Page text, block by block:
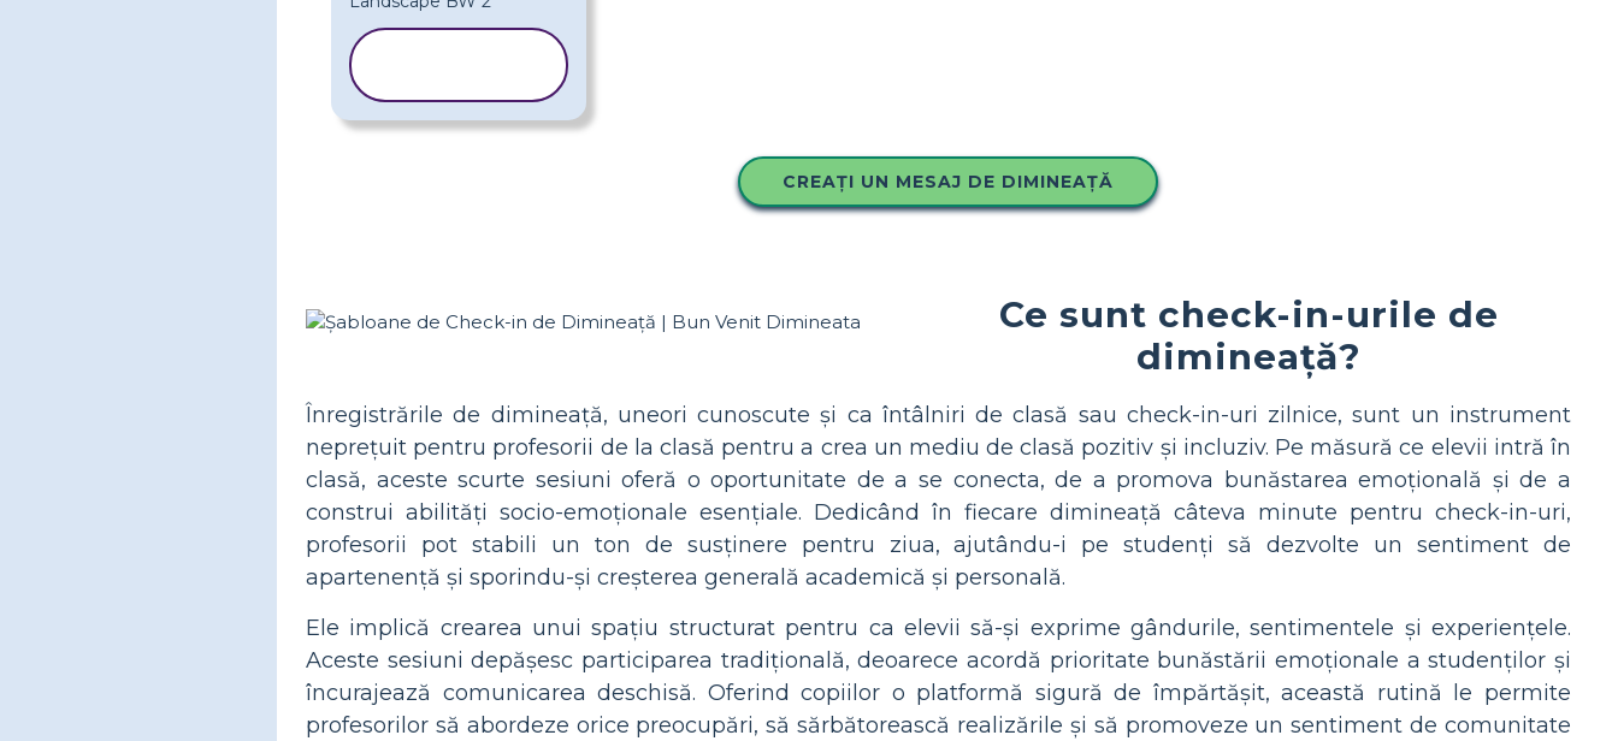
CREAȚI UN MESAJ DE DIMINEAȚĂ
Ce sunt check-in-urile de
dimineață?
Înregistrările de dimineață, uneori cunoscute și ca întâlniri de clasă sau check-in-uri zilnice, sunt un instrument
neprețuit pentru profesorii de la clasă pentru a crea un mediu de clasă pozitiv și incluziv. Pe măsură ce elevii intră în
clasă, aceste scurte sesiuni oferă o oportunitate de a se conecta, de a promova bunăstarea emoțională și de a
construi abilități socio-emoționale esențiale. Dedicând în fiecare dimineață câteva minute pentru check-in-uri,
profesorii pot stabili un ton de susținere pentru ziua, ajutându-i pe studenți să dezvolte un sentiment de
apartenență și sporindu-și creșterea generală academică și personală.
Ele implică crearea unui spațiu structurat pentru ca elevii să-și exprime gândurile, sentimentele și experiențele.
Aceste sesiuni depășesc participarea tradițională, deoarece acordă prioritate bunăstării emoționale a studenților și
încurajează comunicarea deschisă. Oferind copiilor o platformă sigură de împărtășit, această rutină le permite
profesorilor să abordeze orice preocupări, să sărbătorească realizările și să promoveze un sentiment de comunitate